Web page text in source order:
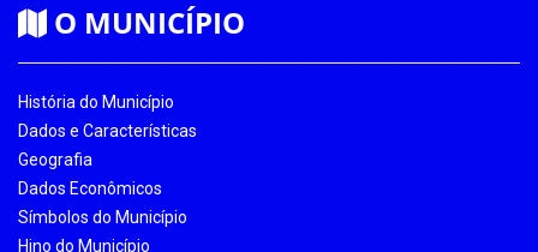
O MUNICÍPIO
História do Município
Dados e Características
Geografia
Dados Econômicos
Símbolos do Município
Hino do Município